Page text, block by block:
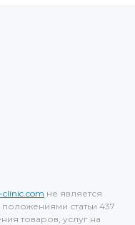
clinic.com не является
статьи 437
товаров, услуг на